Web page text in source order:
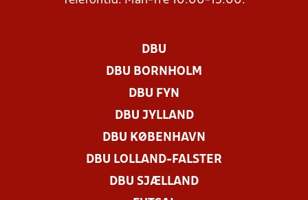
DBU
DBU BORNHOLM
DBU FYN
DBU JYLLAND
DBU KØBENHAVN
DBU LOLLAND-FALSTER
DBU SJÆLLAND